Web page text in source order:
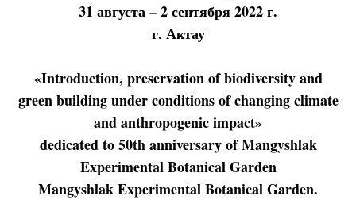
31 августа – 2 сентября 2022 г.
г. Актау
«Introduction, preservation of biodiversity and
green building under conditions of changing climate
and anthropogenic impact»
dedicated to 50th anniversary of Mangyshlak
Experimental Botanical Garden
Mangyshlak Experimental Botanical Garden.